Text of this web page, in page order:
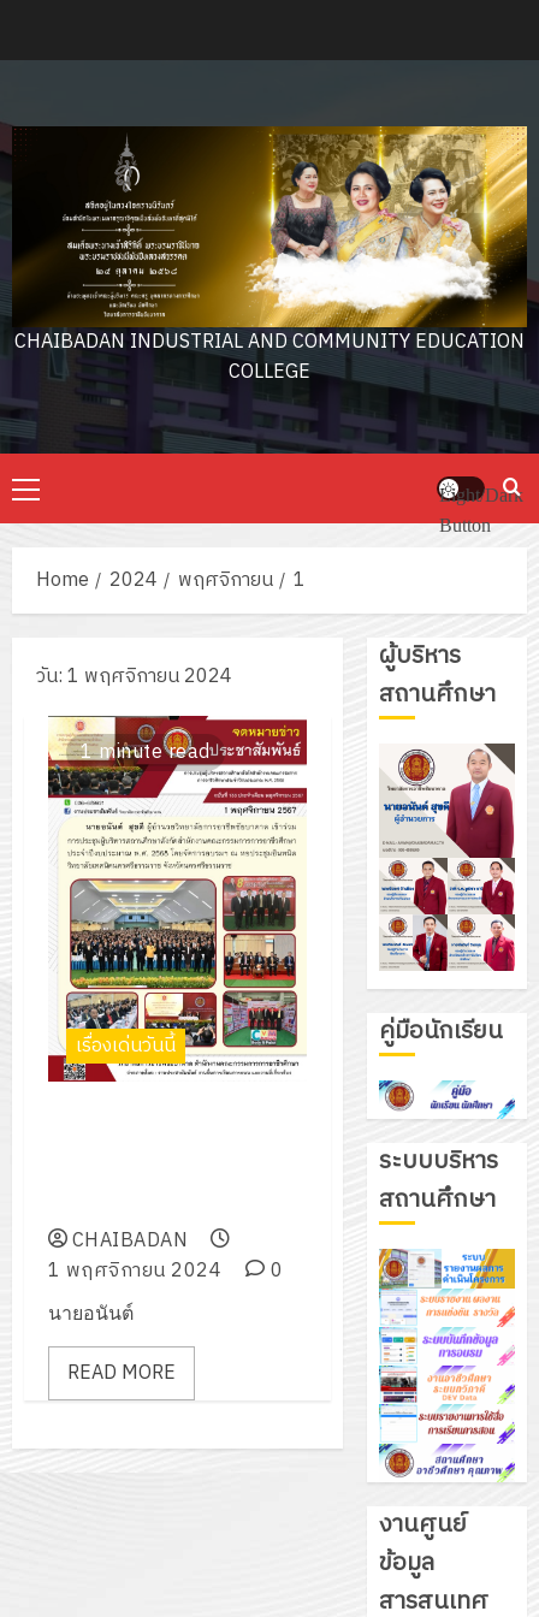
CHAIBADAN INDUSTRIAL AND COMMUNITY EDUCATION
COLLEGE
Primary
Menu
Light/Dark
Button
Home 2024 พฤศจิกายน 1
วัน:1 พฤศจิกายน 2024
1 minute read
เรื่องเด่นวันนี้
CHAIBADAN
1 พฤศจิกายน 2024
0
นายอนันต์
READ MORE
ผู้บริหาร
สถานศึกษา
คู่มือนักเรียน
ระบบบริหาร
สถานศึกษา
งานศูนย์
ข้อมูล
สารสนเทศ
ชุด